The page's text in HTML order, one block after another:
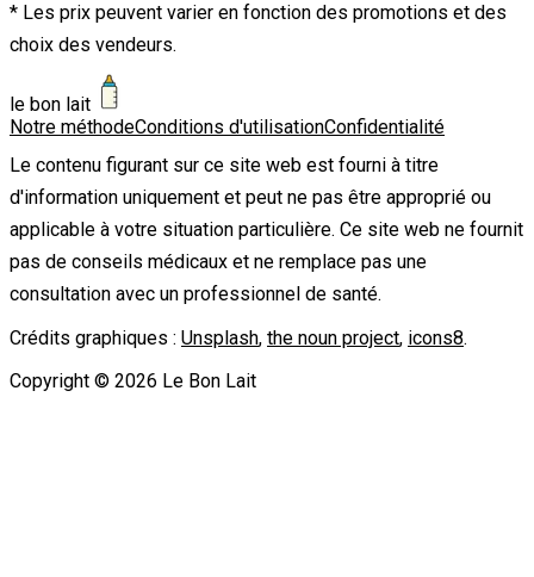
* Les prix peuvent varier en fonction des promotions et des
choix des vendeurs.
le bon lait
Notre méthodeConditions d'utilisationConfidentialité
Le contenu figurant sur ce site web est fourni à titre
d'information uniquement et peut ne pas être approprié ou
applicable à votre situation particulière. Ce site web ne fournit
pas de conseils médicaux et ne remplace pas une
consultation avec un professionnel de santé.
Crédits graphiques : Unsplash, the noun project, icons8.
Copyright © 2026 Le Bon Lait